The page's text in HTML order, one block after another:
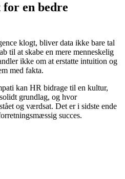
en bedre
klogt, bliver data ikke bare tal
til at skabe en mere menneskelig
ikke om at erstatte intuition og
med fakta.
kan HR bidrage til en kultur,
grundlag, og hvor
og værdsat. Det er i sidste ende
succes.